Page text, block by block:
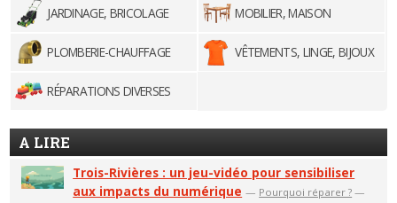
JARDINAGE, BRICOLAGE
MOBILIER, MAISON
PLOMBERIE-CHAUFFAGE VÊTEMENTS, LINGE, BIJOUX
RÉPARATIONS DIVERSES
A LIRE
Trois-Rivières : un jeu-vidéo pour sensibiliser
aux impacts du numérique — Pourquoi réparer ? —